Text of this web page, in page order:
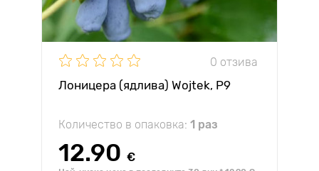
0 отзива
Лоницера (ядлива) Wojtek, P9
Количество в опаковка: 1 раз
12.90 €